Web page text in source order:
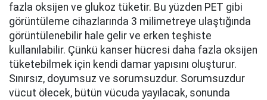
fazla oksijen ve glukoz tüketir. Bu yüzden PET gibi
görüntüleme cihazlarında 3 milimetreye ulaştığında
görüntülenebilir hale gelir ve erken teşhiste
kullanılabilir. Çünkü kanser hücresi daha fazla oksijen
tüketebilmek için kendi damar yapısını oluşturur.
Sınırsız, doyumsuz ve sorumsuzdur. Sorumsuzdur
vücut ölecek, bütün vücuda yayılacak, sonunda